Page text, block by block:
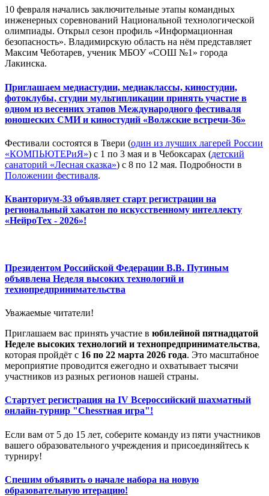
10 февраля начались заключительные этапы командных
инженерных соревнований Национальной технологической
олимпиады. Открыл сезон профиль «Информационная
безопасность». Владимирскую область на нём представляет
Максим Чеботарев, ученик МБОУ «СОШ №1» города
Лакинска.
Приглашаем медиастудии, медиаклассы, киностудии,
фотоклубы, студии мультипликации принять участие в
одном из весенних этапов Международного фестиваля
юношеских СМИ и киностудий «Волжские встречи-36»
Фестивали состоятся в Твери (один из лучших лагерей России
«КОМПЬЮТЕРиЯ») с 1 по 3 мая и в Чебоксарах (детский
санаторий «Лесная сказка») с 8 по 12 мая. Подробности в
Положении фестиваля.
Кванториум-33 объявляет старт регистрации на
региональный хакатон по искусственному интеллекту
«НейроТех - 2026»!
Президентом Российской Федерации В.В. Путиным
объявлена Неделя высоких технологий и
технопредпринимательства
Уважаемые читатели!
Приглашаем вас принять участие в юбилейной пятнадцатой
Неделе высоких технологий и технопредпринимательства,
которая пройдёт с 16 по 22 марта 2026 года. Это масштабное
мероприятие проводится ежегодно и охватывает тысячи
участников из разных регионов нашей страны.
Стартует регистрация на IV Всероссийский шахматный
онлайн-турнир "Chessтная игра"!
Если вам от 5 до 15 лет, соберите команду из пяти участников
вашего образовательного учреждения и присоединяйтесь к
турниру!
Спешим объявить о начале набора на новую
образовательную итерацию!